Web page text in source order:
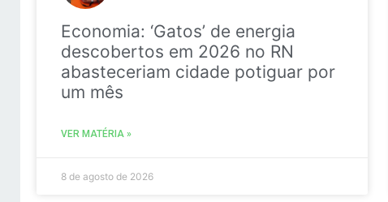
Economia: ‘Gatos’ de energia
descobertos em 2026 no RN
abasteceriam cidade potiguar por
um mês
VER MATÉRIA »
8 de agosto de 2026